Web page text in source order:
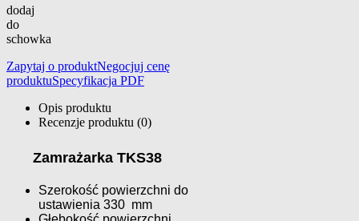
dodaj
do
schowka
Zapytaj o produktNegocjuj cenę
produktuSpecyfikacja PDF
Opis produktu
Recenzje produktu (0)
Zamrażarka TKS38
Szerokość powierzchni do
ustawienia 330 mm